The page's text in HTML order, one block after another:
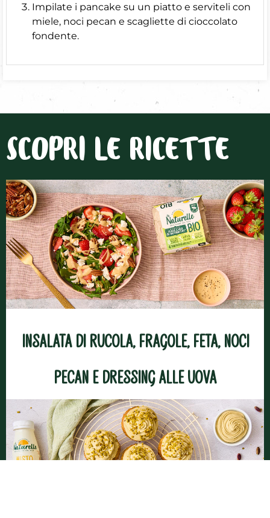
Impilate i pancake su un piatto e serviteli con
miele, noci pecan e scagliette di cioccolato
fondente.
SCOPRI LE RICETTE
Insalata di rucola, fragole, feta, noci
pecan e dressing alle uova